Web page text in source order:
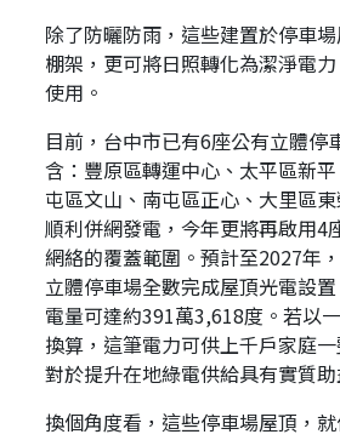
除了防曬防雨，這些建置於停車
棚架，更可將日照轉化為潔淨電
使用。
目前，台中市已有6座公有立體停
含：豐原區轉運中心、太平區新
屯區文山、南屯區正心、大里區
順利併網發電，今年更將再啟用4
網絡的覆蓋範圍。預計至2027年
立體停車場全數完成屋頂光電設
電量可達約391萬3,618度。若以
換算，這筆電力可供上千戶家庭一
對於提升在地綠電供給具有實質助
換個角度看，這些停車場屋頂，